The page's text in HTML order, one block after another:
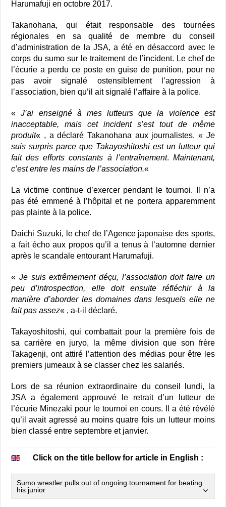
Harumafuji en octobre 2017.
Takanohana, qui était responsable des tournées
régionales en sa qualité de membre du conseil
d’administration de la JSA, a été en désaccord avec le
corps du sumo sur le traitement de l’incident. Le chef de
l’écurie a perdu ce poste en guise de punition, pour ne
pas avoir signalé ostensiblement l’agression à
l’association, bien qu’il ait signalé l’affaire à la police.
«J’ai enseigné à mes lutteurs que la violence est
inacceptable, mais cet incident s’est tout de même
produit« , a déclaré Takanohana aux journalistes. « Je
suis surpris parce que Takayoshitoshi est un lutteur qui
fait des efforts constants à l’entraînement. Maintenant,
c’est entre les mains de l’association.«
La victime continue d’exercer pendant le tournoi. Il n’a
pas été emmené à l’hôpital et ne portera apparemment
pas plainte à la police.
Daichi Suzuki, le chef de l’Agence japonaise des sports,
a fait écho aux propos qu’il a tenus à l’automne dernier
après le scandale entourant Harumafuji.
« Je suis extrêmement déçu, l’association doit faire un
peu d’introspection, elle doit ensuite réfléchir à la
manière d’aborder les domaines dans lesquels elle ne
fait pas assez« , a-t-il déclaré.
Takayoshitoshi, qui combattait pour la première fois de
sa carrière en juryo, la même division que son frère
Takagenji, ont attiré l’attention des médias pour être les
premiers jumeaux à se classer chez les salariés.
Lors de sa réunion extraordinaire du conseil lundi, la
JSA a également approuvé le retrait d’un lutteur de
l’écurie Minezaki pour le tournoi en cours. Il a été révélé
qu’il avait agressé au moins quatre fois un lutteur moins
bien classé entre septembre et janvier.
Click on the title bellow for article in English :
Sumo wrestler pulls out of ongoing tournament for beating
his junior